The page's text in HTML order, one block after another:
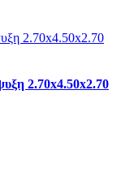
2.70x4.50x2.70